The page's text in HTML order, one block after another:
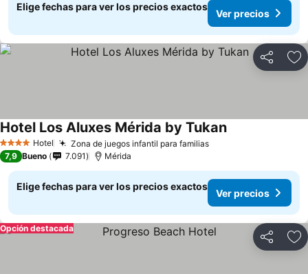
Elige fechas para ver los precios exactos
Ver precios
Compartir
4 EstrellasHotel Zona de juegos infantil para familias
Hotel Los Aluxes Mérida by Tukan
7,9 Bueno 7.091 Mérida
Elige fechas para ver los precios exactos
Ver precios
Compartir
Opción destacada